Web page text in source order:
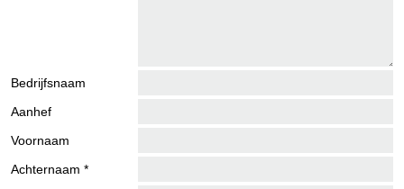
Bedrijfsnaam
Aanhef
Voornaam
Achternaam *